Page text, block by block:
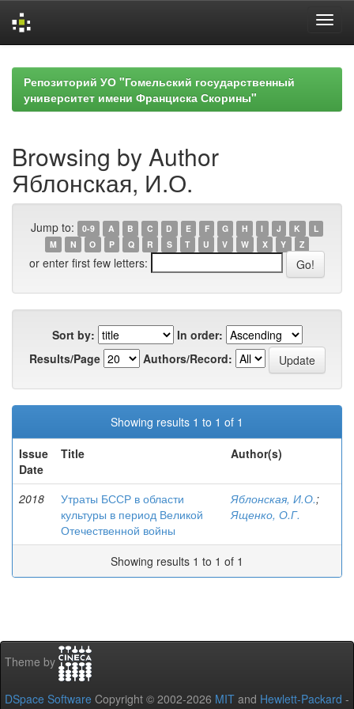
navigationРепозиторий УО "Гомельский государственный
университет имени Франциска Скорины"
Browsing by Author
Яблонская, И.О.
Jump to: 0-9 A B C D E F G H I J K
L
M
N O P Q R S T U V W X Y Z
or enter first few letters:
Sort by:
In order:
Results/Page
Authors/Record:
Showing results 1 to 1 of 1
Issue
Date
Title Author(s)
2018
Утраты БССР в области
культуры в период Великой
Отечественной войны
Яблонская, И.О.;
Ященко, О.Г.
Showing results 1 to 1 of 1
Theme by
DSpace Software Copyright © 2002-2026 MIT and Hewlett-Packard -